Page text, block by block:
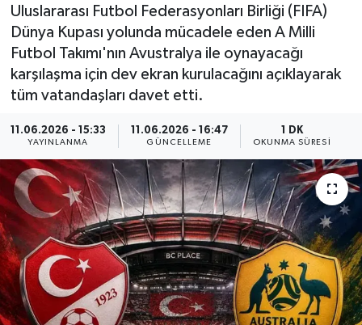
Uluslararası Futbol Federasyonları Birliği (FIFA)
Dünya Kupası yolunda mücadele eden A Milli
Futbol Takımı'nın Avustralya ile oynayacağı
karşılaşma için dev ekran kurulacağını açıklayarak
tüm vatandaşları davet etti.
11.06.2026 - 15:33
YAYINLANMA
11.06.2026 - 16:47
GÜNCELLEME
1 DK
OKUNMA SÜRESI
Yaşam
Asayiş
Dünya
Eğitim
Sağlık
Magazin
Turizm
Son Dakika Haberleri
Haber Arşivi